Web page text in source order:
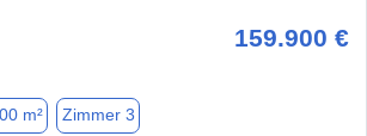
159.900 €
m² Zimmer 3